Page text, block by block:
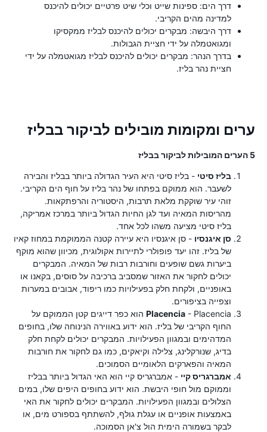
דרך הים: ספינות שייט וכלי שיט פרטיים יכולים להיכנס
למדינה מהים הקריבי.
דרך היבשה: מבקרים יכולים להיכנס לבליז ממקסיקו
ומגואטמלה על ידי חציית הגבולות.
בדרך הנהר: מבקרים יכולים להיכנס לבליז מגואטמלה על ידי
חציית נהר בליז.
ערים ומקומות מובילים לביקור בבליז
5 הערים המובילות לביקור בבליז
בליז סיטי - בליז סיטי היא העיר הגדולה ביותר בבליז והבירה
לשעבר. הוא ממוקם בפתחו של נהר בליז על חוף הים הקריבי.
זוהי עיר שוקקת מלאת תרבות, היסטוריה והרפתקאות.
מהריסות המאיה ועד לגן החיות הגדול ביותר במרכז אמריקה,
בליז סיטי מציעה משהו לכל אחד.
סן איגנסיו - סן איגנסיו היא עיירה קטנה הממוקמת במחוז קאיו
של בליז. זהו יעד פופולרי לתיירות אקולוגית, מכיוון שהוא מוקף
ביערות גשם שופעים וחורבות רבות של המאיה. המבקרים
יכולים לחקור את האזור שמסביב ברכיבה על סוסים, בקאנו או
באופניים, ולקחת חלק בפעילויות כמו ריפוד, אבובים במערות
וצפייה בציפורים.
Placencia - Placencia הוא כפר דייגים קטן הממוקם על
החוף הקריבי של בליז. הוא ידוע באווירה הנינוחה שלו, בחופים
המדהימים ובמגוון הפעילויות. המבקרים יכולים לקחת חלק
בדיג, שנורקלינג, צלילה וקיאקים, כמו גם לחקור את חורבות
המאיה והפארקים הלאומיים הסמוכים.
אמברגריס קיי - אמברגריס קיי הוא האי הגדול ביותר בבליז
וממוקם מול חופי היבשת. הוא ידוע בחופים היפים שלו, במים
הצלולים ובמגוון הפעילויות. המבקרים יכולים לחקור את האי
באמצעות אופניים או עגלת גולף, להשתתף בספורט מים, או
לבקר בשמורה הימית הול צ'אן הסמוכה.